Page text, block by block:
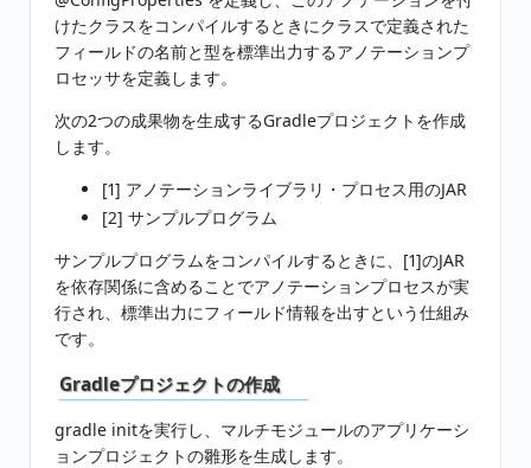
けたクラスをコンパイルするときにクラスで定義された
フィールドの名前と型を標準出力するアノテーションプ
ロセッサを定義します。
次の2つの成果物を生成するGradleプロジェクトを作成
します。
[1] アノテーションライブラリ・プロセス用のJAR
[2] サンプルプログラム
サンプルプログラムをコンパイルするときに、[1]のJAR
を依存関係に含めることでアノテーションプロセスが実
行され、標準出力にフィールド情報を出すという仕組み
です。
Gradleプロジェクトの作成
gradle initを実行し、マルチモジュールのアプリケーシ
ョンプロジェクトの雛形を生成します。